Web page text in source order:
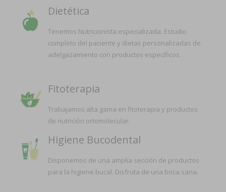
Dietética
Tenemos Nutricionista especializada. Estudio
completo del paciente y dietas personalizadas de
adelgazamiento con productos específicos.
Fitoterapia
Trabajamos alta gama en fitoterapia y productos
de nutrición ortomolecular.
Higiene Bucodental
Disponemos de una amplia sección de productos
para la higiene bucal. Disfruta de una boca sana.